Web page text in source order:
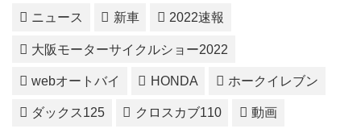
ニュース 新車 2022速報
大阪モーターサイクルショー2022
webオートバイ HONDA ホークイレブン
ダックス125 クロスカブ110 動画